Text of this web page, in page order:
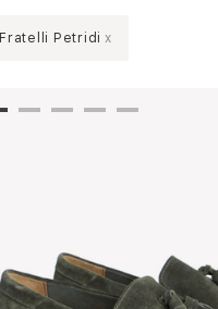
Fratelli Petridi x